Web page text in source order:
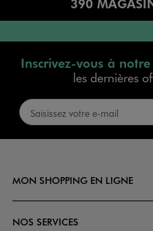
Inscrivez-vous à
les dernières
MON SHOPPING EN LIGNE
NOS SERVICES